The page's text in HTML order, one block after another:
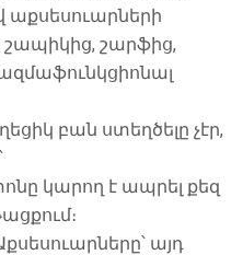
շարֆից,
բան ստեղծելը չէր,
կարող է ապրել քեզ
այդ